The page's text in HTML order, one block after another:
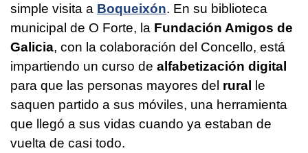
simple visita a Boqueixón. En su biblioteca
municipal de O Forte, la Fundación Amigos de
Galicia, con la colaboración del Concello, está
impartiendo un curso de alfabetización digital
para que las personas mayores del rural le
saquen partido a sus móviles, una herramienta
que llegó a sus vidas cuando ya estaban de
vuelta de casi todo.